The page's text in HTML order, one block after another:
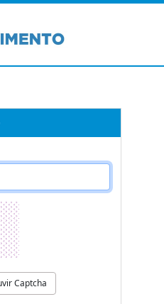
Captcha